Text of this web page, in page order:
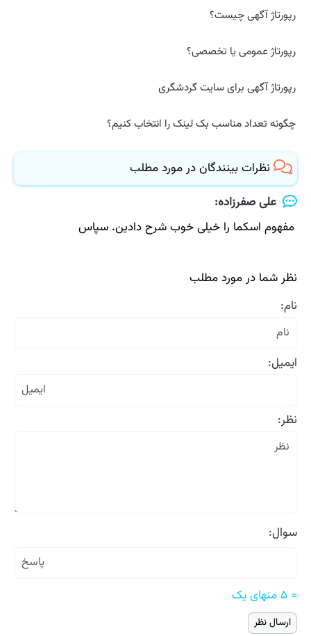
رپورتاژ آگهی چیست؟
رپورتاژ عمومی یا تخصصی؟
رپورتاژ آگهی برای سایت گردشگری
چگونه تعداد مناسب بک لینک را انتخاب کنیم؟
نظرات بینندگان در مورد مطلب
علی صفرزاده:
مفهوم اسکما را خیلی خوب شرح دادین. سپاس
نظر شما در مورد مطلب
نام:
ایمیل:
نظر:
سوال:
= ۵ منهای یک